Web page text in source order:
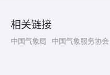
相关链接
中国气象局 中国气象服务协会